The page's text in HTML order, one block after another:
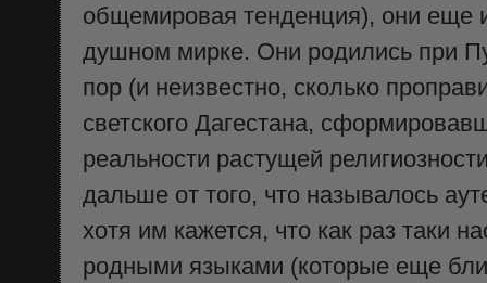
общемировая тенденция), они еще
душном мирке. Они родились при
пор (и неизвестно, сколько
светского Дагестана,
реальности растущей
дальше от того, что называлось
хотя им кажется, что как раз таки
родными языками (которые еще